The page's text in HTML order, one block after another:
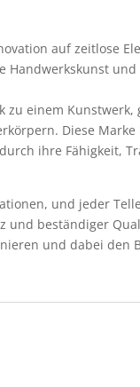
auf zeitlose
Handwerkskunst
zu einem
Diese
ihre Fähigkeit,
und jeder
und beständiger
und dabei den